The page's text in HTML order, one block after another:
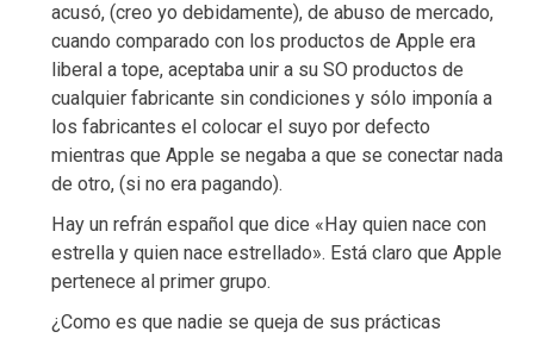
acusó, (creo yo debidamente), de abuso de mercado,
cuando comparado con los productos de Apple era
liberal a tope, aceptaba unir a su SO productos de
cualquier fabricante sin condiciones y sólo imponía a
los fabricantes el colocar el suyo por defecto
mientras que Apple se negaba a que se conectar nada
de otro, (si no era pagando).
Hay un refrán español que dice «Hay quien nace con
estrella y quien nace estrellado». Está claro que Apple
pertenece al primer grupo.
¿Como es que nadie se queja de sus prácticas